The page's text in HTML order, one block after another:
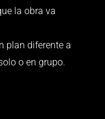
la obra va
plan diferente a
o en grupo.